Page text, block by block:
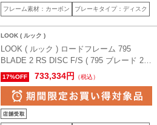
フレーム素材：カーボン ブレーキタイプ：ディスク
LOOK ( ルック )
LOOK ( ルック ) ロードフレーム 795
BLADE 2 RS DISC F/S ( 795 ブレード 2
RS ディスク フレームセット ) アイコニッ
ク/プラチナムホワイト S ( 身長目安170cm
前後 )
17%OFF 733,334円 （税込）